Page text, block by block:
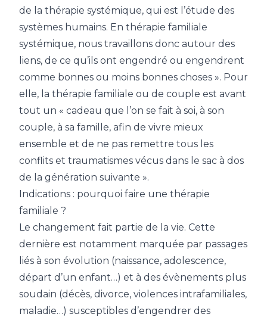
de la thérapie systémique, qui est l’étude des
systèmes humains. En thérapie familiale
systémique, nous travaillons donc autour des
liens, de ce qu’ils ont engendré ou engendrent
comme bonnes ou moins bonnes choses ». Pour
elle, la thérapie familiale ou de couple est avant
tout un « cadeau que l’on se fait à soi, à son
couple, à sa famille, afin de vivre mieux
ensemble et de ne pas remettre tous les
conflits et traumatismes vécus dans le sac à dos
de la génération suivante ».
Indications : pourquoi faire une thérapie
familiale ?
Le changement fait partie de la vie. Cette
dernière est notamment marquée par passages
liés à son évolution (naissance, adolescence,
départ d’un enfant…) et à des évènements plus
soudain (décès, divorce, violences intrafamiliales,
maladie…) susceptibles d’engendrer des